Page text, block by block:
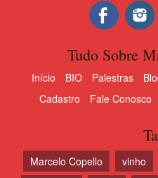
Tudo Sobre
Início BIO Palestras
Cadastro
Fale Conosco
Marcelo Copello vinho